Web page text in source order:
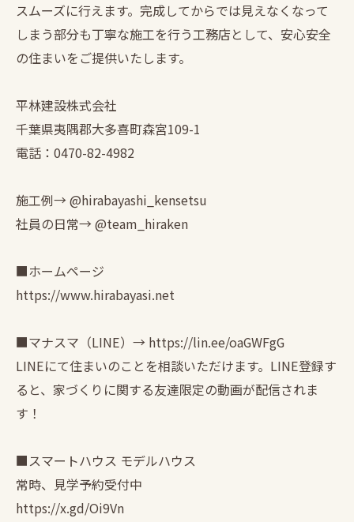
スムーズに行えます。完成してからでは見えなくなって
しまう部分も丁寧な施工を行う工務店として、安心安全
の住まいをご提供いたします。
平林建設株式会社
千葉県夷隅郡大多喜町森宮109-1
電話：0470-82-4982
施工例→ @hirabayashi_kensetsu
社員の日常→ @team_hiraken
■ホームページ
https://www.hirabayasi.net
■マナスマ（LINE）→ https://lin.ee/oaGWFgG
LINEにて住まいのことを相談いただけます。LINE登録す
ると、家づくりに関する友達限定の動画が配信されま
す！
■スマートハウス モデルハウス
常時、見学予約受付中
https://x.gd/Oi9Vn